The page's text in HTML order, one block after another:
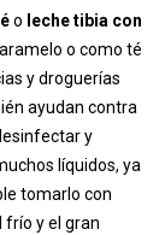
o leche tibia con
o como té
y droguerías
ayudan contra
y
líquidos, ya
tomarlo con
frío y el gran